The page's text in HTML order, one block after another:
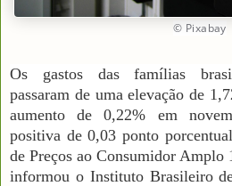
© Pixabay
Os gastos das famílias
passaram de uma elevação de
aumento de 0,22% em
positiva de 0,03 ponto
de Preços ao Consumidor Amplo
informou o Instituto Brasileiro